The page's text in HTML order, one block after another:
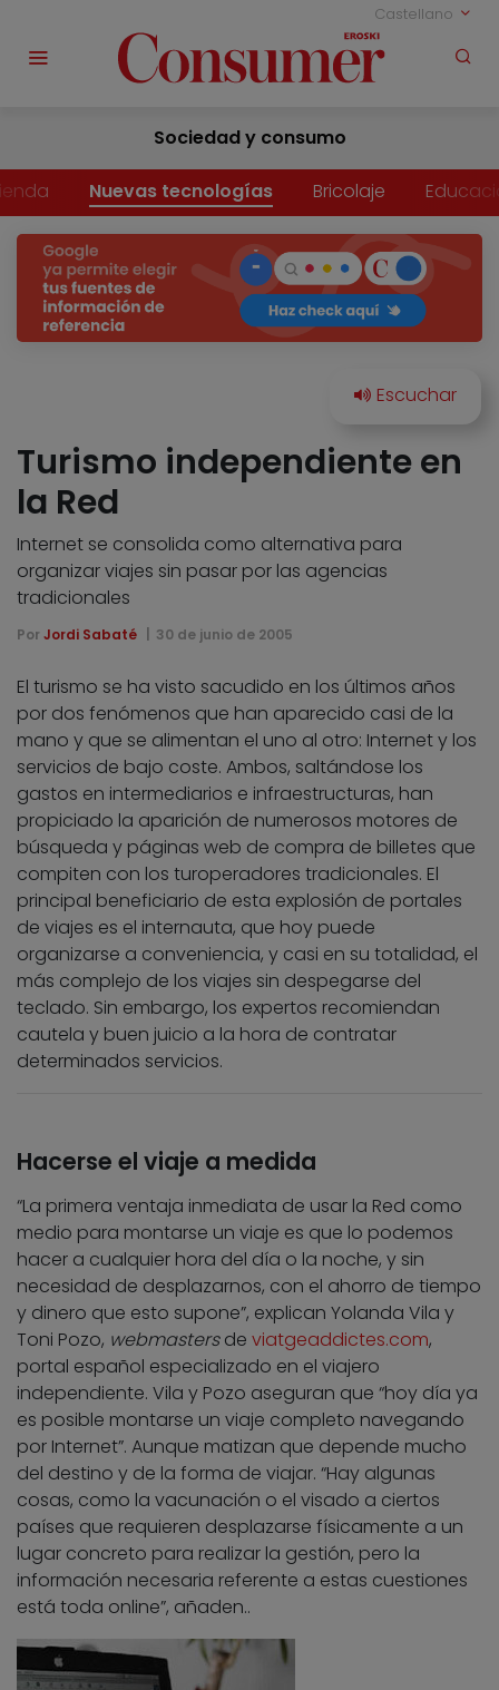
Castellano
Sociedad y consumo
Nuevas tecnologías Bricolaje
Turismo independiente en
la Red
Internet se consolida como alternativa para
organizar viajes sin pasar por las agencias
tradicionales
Por Jordi Sabaté 30 de junio de 2005
El turismo se ha visto sacudido en los últimos años
por dos fenómenos que han aparecido casi de la
mano y que se alimentan el uno al otro: Internet y los
servicios de bajo coste. Ambos, saltándose los
gastos en intermediarios e infraestructuras, han
propiciado la aparición de numerosos motores de
búsqueda y páginas web de compra de billetes que
compiten con los turoperadores tradicionales. El
principal beneficiario de esta explosión de portales
de viajes es el internauta, que hoy puede
organizarse a conveniencia, y casi en su totalidad, el
más complejo de los viajes sin despegarse del
teclado. Sin embargo, los expertos recomiendan
cautela y buen juicio a la hora de contratar
determinados servicios.
Hacerse el viaje a medida
“La primera ventaja inmediata de usar la Red como
medio para montarse un viaje es que lo podemos
hacer a cualquier hora del día o la noche, y sin
necesidad de desplazarnos, con el ahorro de tiempo
y dinero que esto supone”, explican Yolanda Vila y
Toni Pozo, webmastersde viatgeaddictes.com,
portal español especializado en el viajero
independiente. Vila y Pozo aseguran que “hoy día ya
es posible montarse un viaje completo navegando
por Internet”. Aunque matizan que depende mucho
del destino y de la forma de viajar. “Hay algunas
cosas, como la vacunación o el visado a ciertos
países que requieren desplazarse físicamente a un
lugar concreto para realizar la gestión, pero la
información necesaria referente a estas cuestiones
está toda online”, añaden..